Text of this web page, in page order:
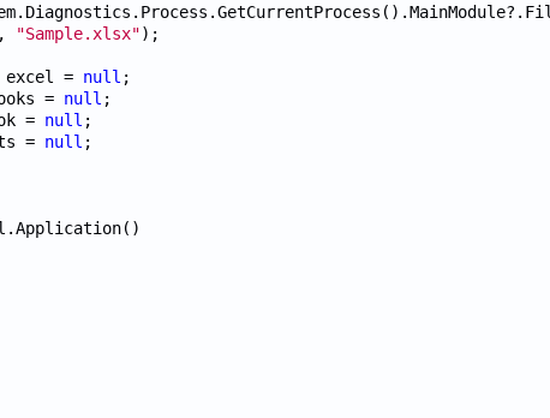
"Sample.xlsx");
= null ;
= null ;
= null ;
= null